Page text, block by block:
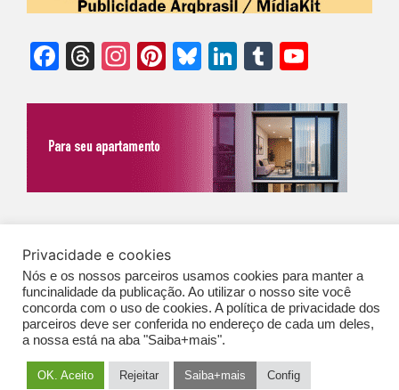
Facebook
Threads
Instagram
Pinterest
Bluesky
LinkedIn
Tumblr
Expediente|Contato|Newsletter
GERAIS DE PUBLICAÇÃO (CGP
Privacidade e cookies
Nós e os nossos parceiros usamos cookies para manter a
funcinalidade da publicação. Ao utilizar o nosso site você
concorda com o uso de cookies. A política de privacidade dos
parceiros deve ser conferida no endereço de cada um deles,
a nossa está na aba "Saiba+mais".
OK. Aceito Rejeitar Saiba+mais Config